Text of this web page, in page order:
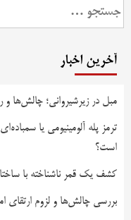
آخرین اخبار
مبل در زیرشیروانی؛ چالش‌ها و
ترمز پله آلومینیومی یا
است؟
کشف یک قمر ناشناخته با
بررسی چالش‌ها و لزوم ارتقای